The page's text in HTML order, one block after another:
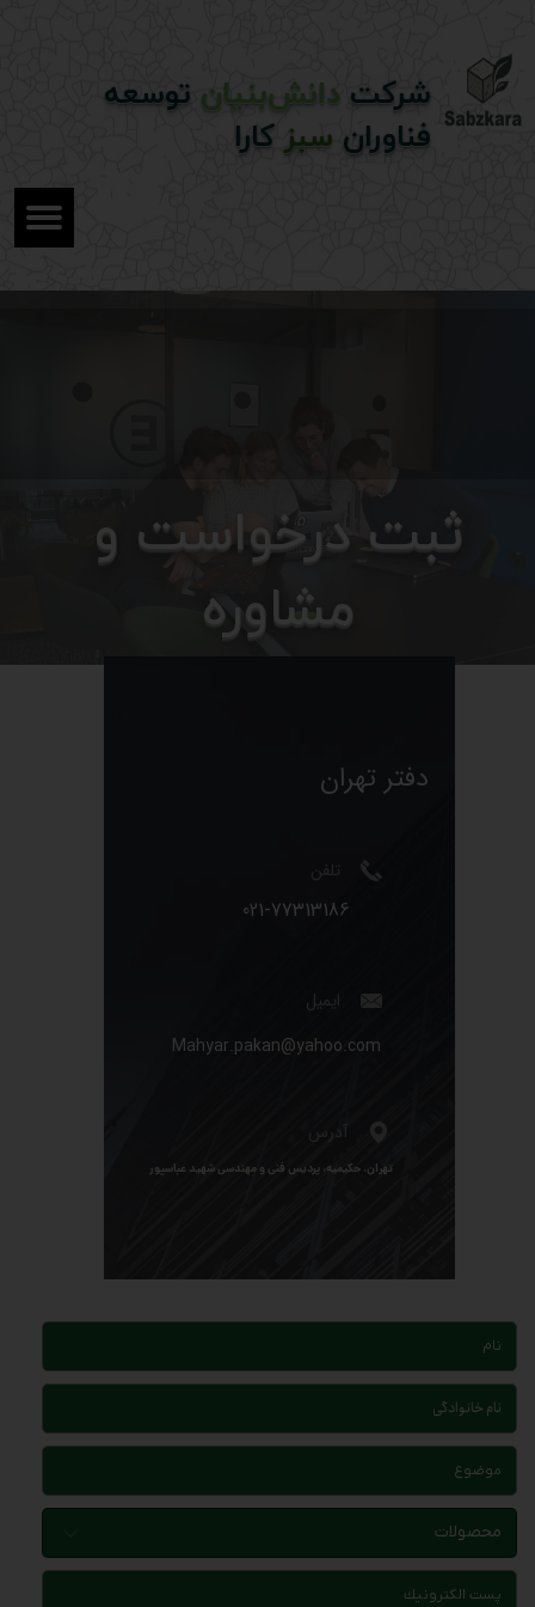
شرکت دانش‌بنیان توسعه
فناوران سبزکارا
​ثبت درخواست و
مشاوره
دفتر تهران
تلفن
021-77313186​​​​​​​
ایمیل
Mahyar.pakan@yahoo.com
آدرس
تهران، حکیمیه، پردیس فنی و مهندسی شهید عباسپور